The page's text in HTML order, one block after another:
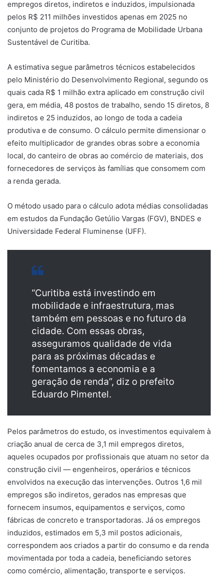
empregos diretos, indiretos e induzidos, impulsionada
pelos R$ 211 milhões investidos apenas em 2025 no
conjunto de projetos do Programa de Mobilidade Urbana
Sustentável de Curitiba.
A estimativa segue parâmetros técnicos estabelecidos
pelo Ministério do Desenvolvimento Regional, segundo os
quais cada R$ 1 milhão extra aplicado em construção civil
gera, em média, 48 postos de trabalho, sendo 15 diretos, 8
indiretos e 25 induzidos, ao longo de toda a cadeia
produtiva e de consumo. O cálculo permite dimensionar o
efeito multiplicador de grandes obras sobre a economia
local, do canteiro de obras ao comércio de materiais, dos
fornecedores de serviços às famílias que consomem com
a renda gerada.
O método usado para o cálculo adota médias consolidadas
em estudos da Fundação Getúlio Vargas (FGV), BNDES e
Universidade Federal Fluminense (UFF).
“Curitiba está investindo em
mobilidade e infraestrutura, mas
também em pessoas e no futuro da
cidade. Com essas obras,
asseguramos qualidade de vida
para as próximas décadas e
fomentamos a economia e a
geração de renda”, diz o prefeito
Eduardo Pimentel.
Pelos parâmetros do estudo, os investimentos equivalem à
criação anual de cerca de 3,1 mil empregos diretos,
aqueles ocupados por profissionais que atuam no setor da
construção civil — engenheiros, operários e técnicos
envolvidos na execução das intervenções. Outros 1,6 mil
empregos são indiretos, gerados nas empresas que
fornecem insumos, equipamentos e serviços, como
fábricas de concreto e transportadoras. Já os empregos
induzidos, estimados em 5,3 mil postos adicionais,
correspondem aos criados a partir do consumo e da renda
movimentada por toda a cadeia, beneficiando setores
como comércio, alimentação, transporte e serviços.